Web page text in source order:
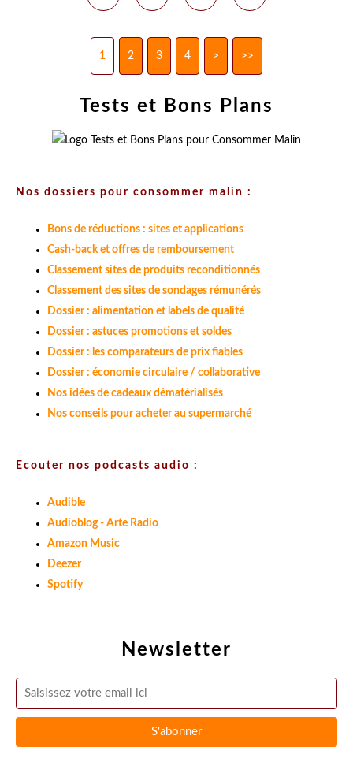
1 2 3 4 > >>
Newsletter
Tests et Bons Plans
Nos dossiers pour consommer malin :
Bons de réductions : sites et applications
Cash-back et offres de remboursement
Classement sites de produits reconditionnés
Classement des sites de sondages rémunérés
Dossier : alimentation et labels de qualité
Dossier : astuces promotions et soldes
Dossier : les comparateurs de prix fiables
Dossier : économie circulaire / collaborative
Nos idées de cadeaux dématérialisés
Nos conseils pour acheter au supermarché
Ecouter nos podcasts audio :
Audible
Audioblog - Arte Radio
Amazon Music
Deezer
Spotify